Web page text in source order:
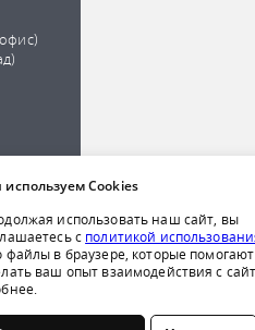
Обращаем ваше
публичной офертой,
получения подробной
компании по телефону
Cookies
использовать наш сайт, вы
с политикой
файлы в браузере, которые
ваш опыт взаимодействия с